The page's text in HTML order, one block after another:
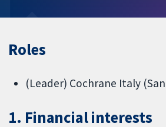
Roles
(Leader) Cochrane Italy
1. Financial interests